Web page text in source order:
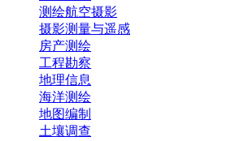
测绘航空摄影
摄影测量与遥感
房产测绘
工程勘察
地理信息
海洋测绘
地图编制
土壤调查